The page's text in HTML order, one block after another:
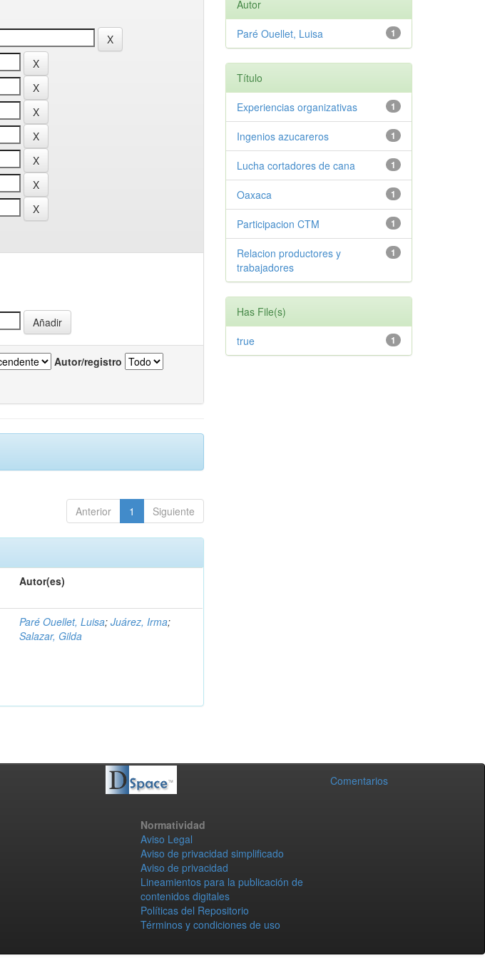
Autor/registro
Anterior 1 Siguiente
Autor(es)
Paré Ouellet, Luisa;Juárez, Irma;
Salazar, Gilda
Autor
1
Paré Ouellet, Luisa
Título
1
Experiencias organizativas
1
Ingenios azucareros
1
Lucha cortadores de cana
1
Oaxaca
1
Participacion CTM
1
Relacion productores y
trabajadores
Has File(s)
1
true
Comentarios
Normatividad
Aviso Legal
Aviso de privacidad simplificado
Aviso de privacidad
Lineamientos para la publicación de
contenidos digitales
Políticas del Repositorio
Términos y condiciones de uso